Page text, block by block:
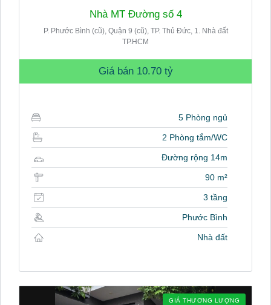
Nhà MT Đường số 4
P. Phước Bình (cũ), Quận 9 (cũ), TP. Thủ Đức, 1. Nhà đất
TP.HCM
Giá bán 10.70 tỷ
5 Phòng ngủ
2 Phòng tắm/WC
Đường rộng 14m
90 m²
3 tầng
Phước Bình
Nhà đất
GIÁ THƯƠNG LƯỢNG